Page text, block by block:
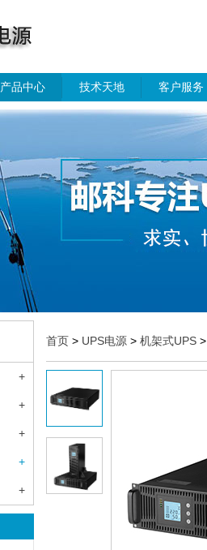
产品中心 技术天地 客户服务
+
+
+
+
+
首页 > UPS电源 > 机架式UPS